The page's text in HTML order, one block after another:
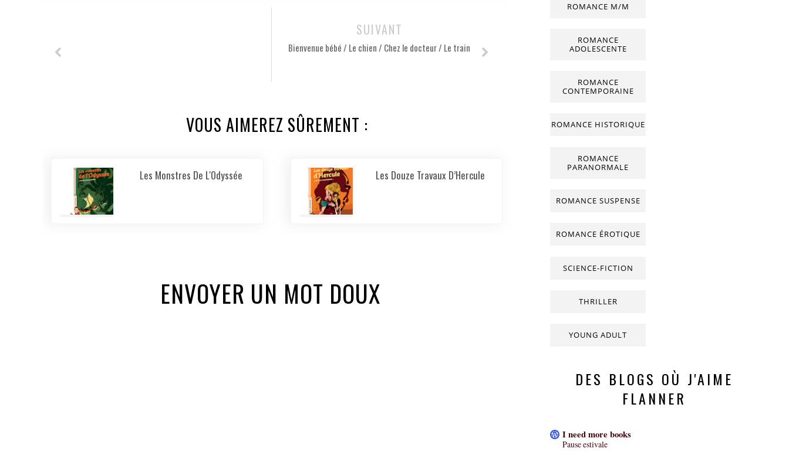
SUIVANT
Bienvenue bébé / Le chien / Chez le docteur / Le train
VOUS AIMEREZ SÛREMENT :
Les Monstres De L'Odyssée Les Douze Travaux D’Hercule
ENVOYER UN MOT DOUX
ROMANCE M/M
ROMANCE
ADOLESCENTE
ROMANCE
CONTEMPORAINE
ROMANCE HISTORIQUE
ROMANCE
PARANORMALE
ROMANCE SUSPENSE
ROMANCE ÉROTIQUE
SCIENCE-FICTION
THRILLER
YOUNG ADULT
DES BLOGS OÙ J'AIME
FLANNER
I need more books
Pause estivale